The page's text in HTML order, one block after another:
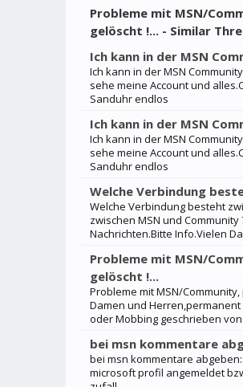
Probleme mit MSN/
gelöscht !... - Similar
Ich kann in der MSN
Ich kann in der MSN
sehe meine Account und
Sanduhr endlos
Ich kann in der MSN
Ich kann in der MSN
sehe meine Account und
Sanduhr endlos
Welche Verbindung
Welche Verbindung besteht
zwischen MSN und
Nachrichten.Bitte Info.Vielen
Probleme mit MSN/
gelöscht !...
Probleme mit MSN/
Damen und
oder Mobbing geschrieben
bei msn kommentare
bei msn kommentare
microsoft profil angemeldet